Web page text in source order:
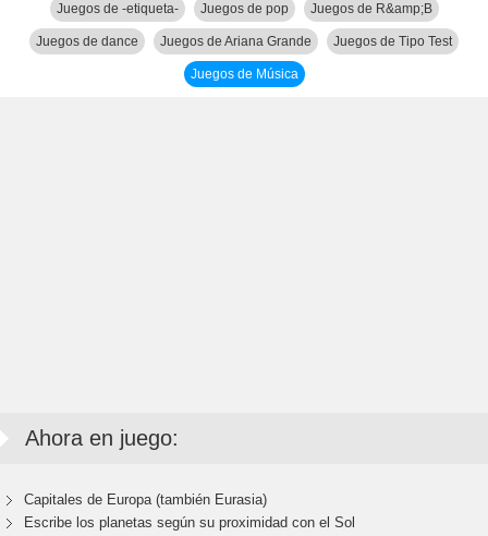
Juegos de -etiqueta- Juegos de pop Juegos de R&amp;B
Juegos de dance Juegos de Ariana Grande Juegos de Tipo Test
Juegos de Música
Ahora en juego:
Capitales de Europa (también Eurasia)
Escribe los planetas según su proximidad con el Sol